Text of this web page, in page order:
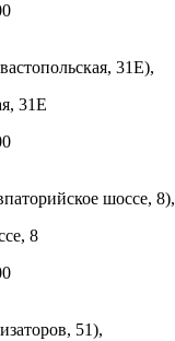
31Е),
31Е
шоссе, 8),
8
51),